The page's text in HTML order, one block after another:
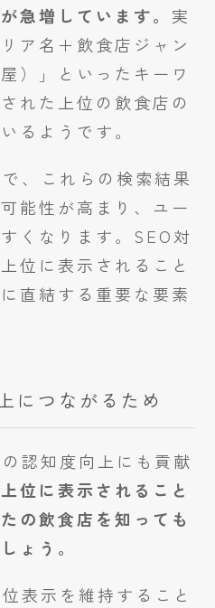
急増しています。 実
ア名＋飲食店ジャン
）」といったキーワ
れた上位の飲食店の
るようです。
、これらの検索結果
能性が高まり、ユー
くなります。SEO対
位に表示されること
直結する重要な要素
につながるため
認知度向上にも貢献
位に表示されること
の飲食店を知っても
ょう。
表示を維持すること